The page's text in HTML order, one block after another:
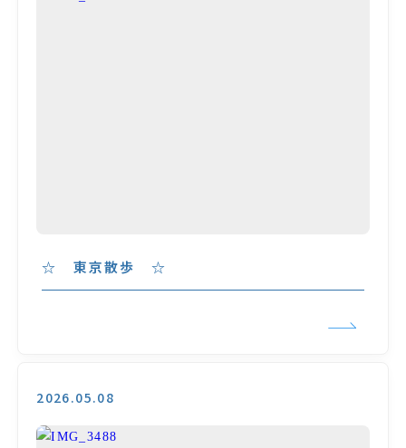
☆ 東京散歩 ☆
2026.05.08